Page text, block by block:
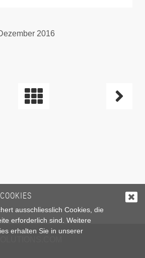
2016
ausschliesslich Cookies, die
erforderlich sind. Weitere
erhalten Sie in unserer